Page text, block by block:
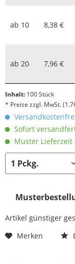
ab 10 8,38 €
ab 20 7,96 €
Inhalt: 100 Stück
* Preise zzgl. MwSt.
Sofort
Muster Lieferzeit
Artikel günstiger
Merken